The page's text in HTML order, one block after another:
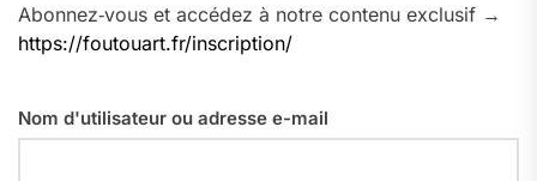
Abonnez‑vous et accédez à notre contenu exclusif →
https://foutouart.fr/inscription/
Nom d'utilisateur ou adresse e-mail